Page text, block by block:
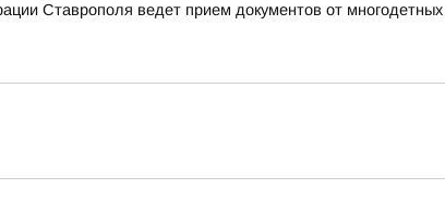
Ставрополя ведет прием документов от